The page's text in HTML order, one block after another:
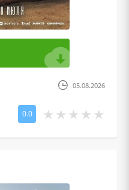
05.08.2026
0.0